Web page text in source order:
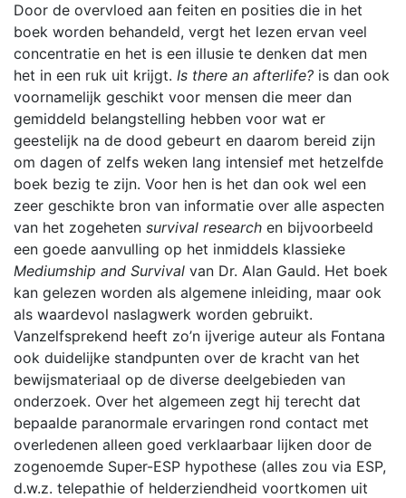
Door de overvloed aan feiten en posities die in het
boek worden behandeld, vergt het lezen ervan veel
concentratie en het is een illusie te denken dat men
het in een ruk uit krijgt. Is there an afterlife? is dan ook
voornamelijk geschikt voor mensen die meer dan
gemiddeld belangstelling hebben voor wat er
geestelijk na de dood gebeurt en daarom bereid zijn
om dagen of zelfs weken lang intensief met hetzelfde
boek bezig te zijn. Voor hen is het dan ook wel een
zeer geschikte bron van informatie over alle aspecten
van het zogeheten survival research en bijvoorbeeld
een goede aanvulling op het inmiddels klassieke
Mediumship and Survival van Dr. Alan Gauld. Het boek
kan gelezen worden als algemene inleiding, maar ook
als waardevol naslagwerk worden gebruikt.
Vanzelfsprekend heeft zo’n ijverige auteur als Fontana
ook duidelijke standpunten over de kracht van het
bewijsmateriaal op de diverse deelgebieden van
onderzoek. Over het algemeen zegt hij terecht dat
bepaalde paranormale ervaringen rond contact met
overledenen alleen goed verklaarbaar lijken door de
zogenoemde Super-ESP hypothese (alles zou via ESP,
d.w.z. telepathie of helderziendheid voortkomen uit